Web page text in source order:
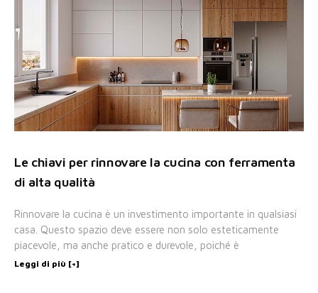
Le chiavi per rinnovare la cucina con ferramenta
di alta qualità
Rinnovare la cucina è un investimento importante in qualsiasi
casa. Questo spazio deve essere non solo esteticamente
piacevole, ma anche pratico e durevole, poiché è
Leggi di più [+]